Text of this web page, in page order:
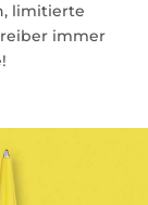
limitierte
immer